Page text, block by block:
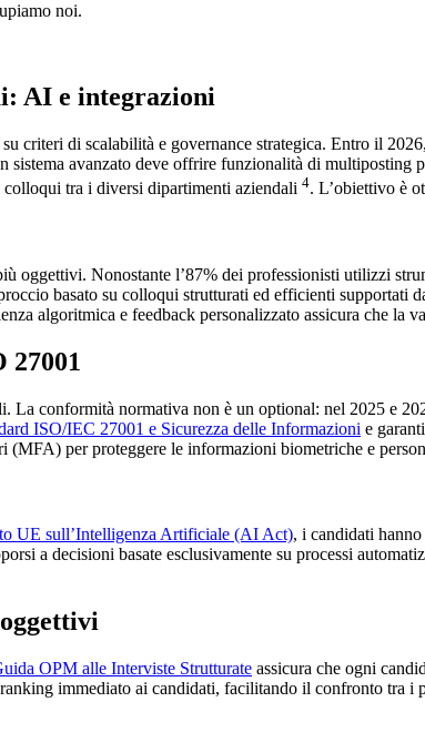
noi.
AI e integrazioni
criteri di scalabilità e governance strategica. Entro il
sistema avanzato deve offrire funzionalità di multiposting
tra i diversi dipartimenti aziendali 4. L’obiettivo è
oggettivi. Nonostante l’87% dei professionisti utilizzi
basato su colloqui strutturati ed efficienti supportati
algoritmica e feedback personalizzato assicura che la
27001
La conformità normativa non è un optional: nel 2025 e
ISO/IEC 27001 e Sicurezza delle Informazioni e
(MFA) per proteggere le informazioni biometriche e
UE sull’Intelligenza Artificiale (AI Act), i candidati
a decisioni basate esclusivamente su processi
OPM alle Interviste Strutturate assicura che ogni
immediato ai candidati, facilitando il confronto tra